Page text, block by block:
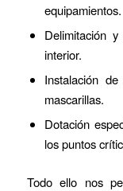
equipamientos.
Delimitación
interior.
Instalación
mascarillas.
Dotación
los puntos
Todo ello nos